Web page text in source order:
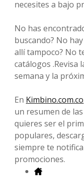
necesites a bajo
No has
buscando? No
allí tampoco? No
catálogos .Revisa
semana y la
En Kimbino.com.co
un resumen de
quieres ser el
populares,
siempre te
promociones.